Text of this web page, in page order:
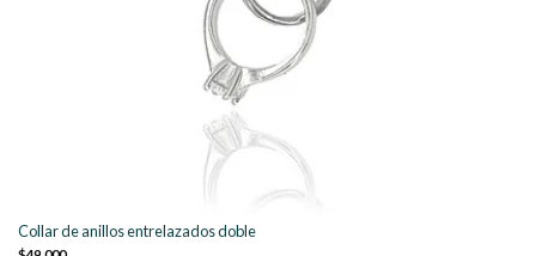
Collar de anillos entrelazados doble